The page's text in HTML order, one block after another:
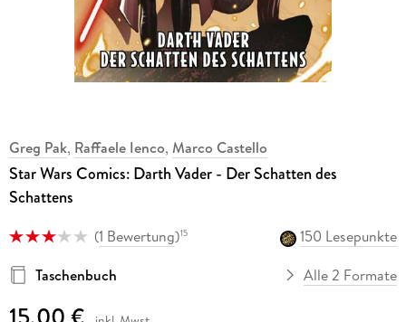
Greg Pak, Raffaele Ienco, Marco Castello
Star Wars Comics: Darth Vader - Der Schatten des
Schattens
(1 Bewertung)15
150 Lesepunkte
Taschenbuch
Alle 2 Formate